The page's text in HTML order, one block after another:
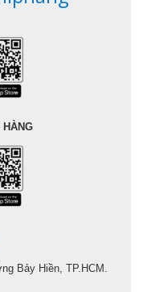
HÀNG
Bảy Hiền, TP.HCM.